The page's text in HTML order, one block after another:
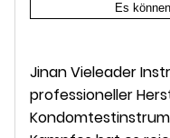
Es
Jinan Vieleader
professioneller